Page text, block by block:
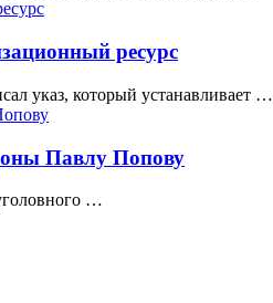
ресурс
указ, который устанавливает …
Павлу Попову
…